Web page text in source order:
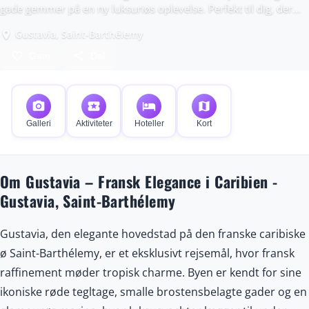
gade gemmer på en ny luksuriøs oplevelse. Perfekt til dig, der
place Gustavia, Saint-Barthélemy
photo_camera
Galleri
local_activity
Aktiviteter
hotel
Hoteller
map
Kort
Om Gustavia – Fransk Elegance i Caribien -
Gustavia, Saint-Barthélemy
Gustavia, den elegante hovedstad på den franske caribiske
ø Saint-Barthélemy, er et eksklusivt rejsemål, hvor fransk
raffinement møder tropisk charme. Byen er kendt for sine
ikoniske røde tegltage, smalle brostensbelagte gader og en